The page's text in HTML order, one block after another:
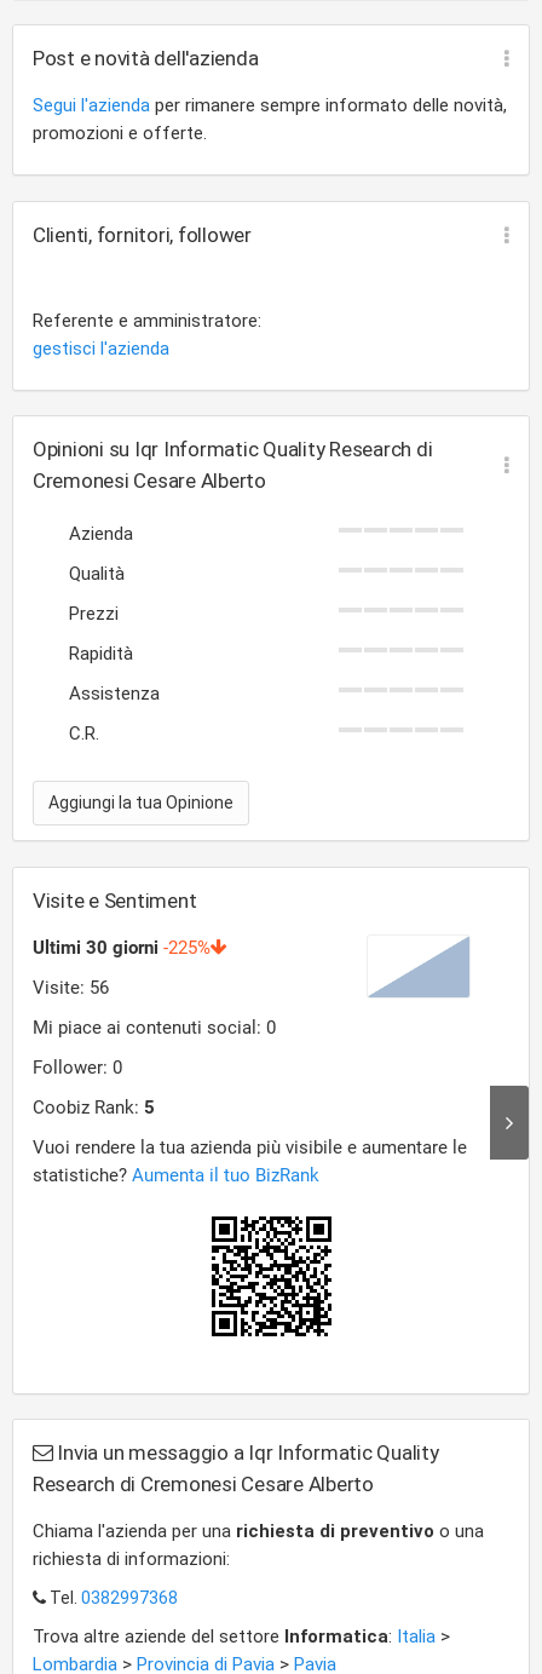
Post e novità dell'azienda
Segui l'azienda per rimanere sempre informato delle novità,
promozioni e offerte.
Clienti, fornitori, follower
Referente e amministratore:
gestisci l'azienda
Opinioni su Iqr Informatic Quality Research di
Cremonesi Cesare Alberto
Azienda
Qualità
Prezzi
Rapidità
Assistenza
C.R.
Aggiungi la tua Opinione
Visite e Sentiment
Invia un messaggio a Iqr Informatic Quality
Research di Cremonesi Cesare Alberto
Chiama l'azienda per una richiesta di preventivo o una
richiesta di informazioni:
Tel. 0382997368
Trova altre aziende del settore Informatica: Italia >
Lombardia > Provincia di Pavia > Pavia